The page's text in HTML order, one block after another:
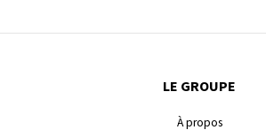
LE GROUPE
À propos